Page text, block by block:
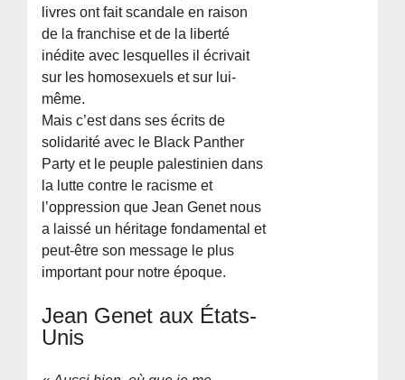
livres ont fait scandale en raison
de la franchise et de la liberté
inédite avec lesquelles il écrivait
sur les homosexuels et sur lui-
même.
Mais c’est dans ses écrits de
solidarité avec le Black Panther
Party et le peuple palestinien dans
la lutte contre le racisme et
l’oppression que Jean Genet nous
a laissé un héritage fondamental et
peut-être son message le plus
important pour notre époque.
Jean Genet aux États-
Unis